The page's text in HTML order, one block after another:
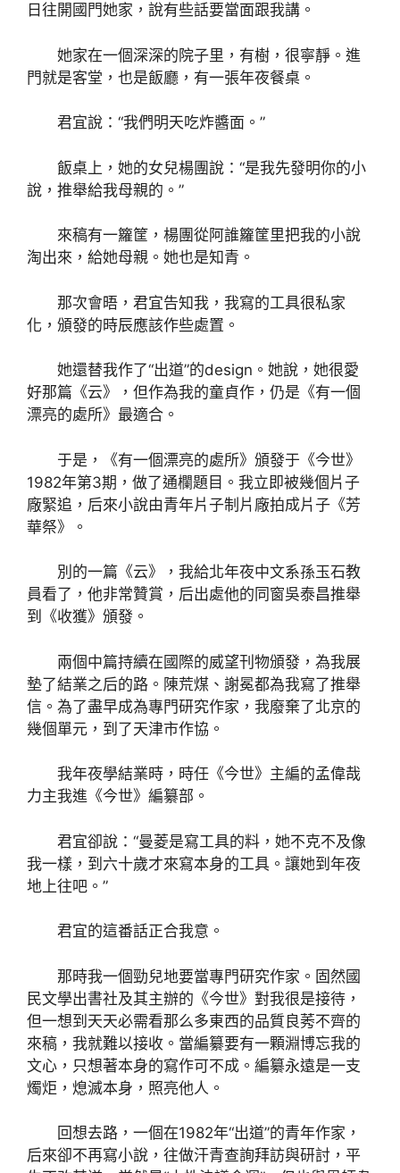
日往開國門她家，說有些話要當面跟我講。
她家在一個深深的院子里，有樹，很寧靜。進
門就是客堂，也是飯廳，有一張年夜餐桌。
君宜說：“我們明天吃炸醬面。”
飯桌上，她的女兒楊團說：“是我先發明你的小
說，推舉給我母親的。”
來稿有一籮筐，楊團從阿誰籮筐里把我的小說
淘出來，給她母親。她也是知青。
那次會晤，君宜告知我，我寫的工具很私家
化，頒發的時辰應該作些處置。
她還替我作了“出道”的design。她說，她很愛
好那篇《云》，但作為我的童貞作，仍是《有一個
漂亮的處所》最適合。
于是，《有一個漂亮的處所》頒發于《今世》
1982年第3期，做了通欄題目。我立即被幾個片子
廠緊追，后來小說由青年片子制片廠拍成片子《芳
華祭》。
別的一篇《云》，我給北年夜中文系孫玉石教
員看了，他非常贊賞，后出處他的同窗吳泰昌推舉
到《收獲》頒發。
兩個中篇持續在國際的威望刊物頒發，為我展
墊了結業之后的路。陳荒煤、謝冕都為我寫了推舉
信。為了盡早成為專門研究作家，我廢棄了北京的
幾個單元，到了天津市作協。
我年夜學結業時，時任《今世》主編的孟偉哉
力主我進《今世》編纂部。
君宜卻說：“曼菱是寫工具的料，她不克不及像
我一樣，到六十歲才來寫本身的工具。讓她到年夜
地上往吧。”
君宜的這番話正合我意。
那時我一個勁兒地要當專門研究作家。固然國
民文學出書社及其主辦的《今世》對我很是接待，
但一想到天天必需看那么多東西的品質良莠不齊的
來稿，我就難以接收。當編纂要有一顆淵博忘我的
文心，只想著本身的寫作可不成。編纂永遠是一支
燭炬，熄滅本身，照亮他人。
回想去路，一個在1982年“出道”的青年作家，
后來卻不再寫小說，往做汗青查詢拜訪與研討，平